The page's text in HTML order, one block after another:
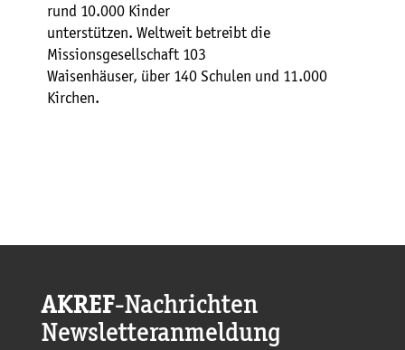
rund 10.000 Kinder
unterstützen. Weltweit betreibt die
Missionsgesellschaft 103
Waisenhäuser, über 140 Schulen und 11.000
Kirchen.
AKREF-Nachrichten
Newsletteranmeldung